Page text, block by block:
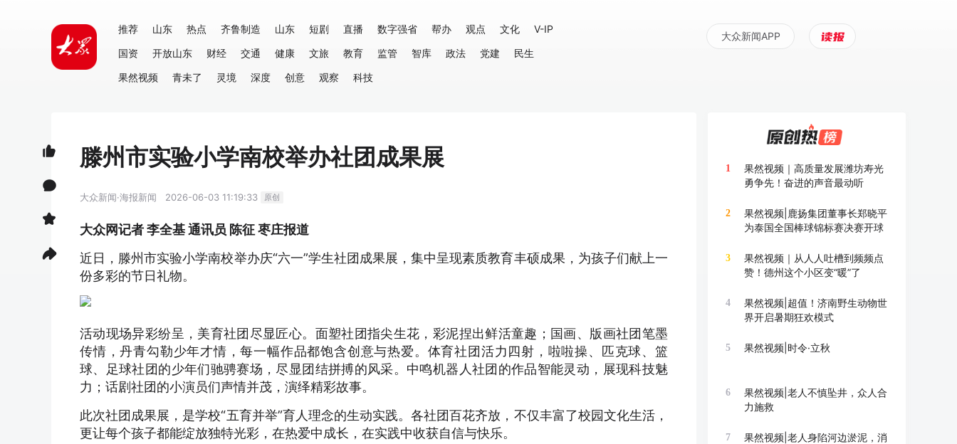
推荐 山东 热点 齐鲁制造 山东 短剧 直播 数字强省 帮办 观点 文化
V-IP
国资
开放山东 财经 交通 健康 文旅 教育 监管 智库 政法 党建
民生
果然视频
青未了 灵境 深度 创意 观察 科技
大众新闻APP
滕州市实验小学南校举办社团成果展
大众新闻·海报新闻 2026-06-03 11:19:33 原创
大众网记者 李全基 通讯员 陈征 枣庄报道
近日，滕州市实验小学南校举办庆“六一”学生社团成果展，集中呈现素质教育丰硕成果，为孩子们献上一
份多彩的节日礼物。
活动现场异彩纷呈，美育社团尽显匠心。面塑社团指尖生花，彩泥捏出鲜活童趣；国画、版画社团笔墨
传情，丹青勾勒少年才情，每一幅作品都饱含创意与热爱。体育社团活力四射，啦啦操、匹克球、篮
球、足球社团的少年们驰骋赛场，尽显团结拼搏的风采。中鸣机器人社团的作品智能灵动，展现科技魅
力；话剧社团的小演员们声情并茂，演绎精彩故事。
此次社团成果展，是学校“五育并举”育人理念的生动实践。各社团百花齐放，不仅丰富了校园文化生活，
更让每个孩子都能绽放独特光彩，在热爱中成长，在实践中收获自信与快乐。
1
果然视频｜高质量发展潍坊寿光
勇争先！奋进的声音最动听
2
果然视频|鹿扬集团董事长郑晓平
为泰国全国棒球锦标赛决赛开球
3
果然视频｜从人人吐槽到频频点
赞！德州这个小区变“暖”了
4
果然视频|超值！济南野生动物世
界开启暑期狂欢模式
5 果然视频|时令·立秋
6
果然视频|老人不慎坠井，众人合
力施救
7
果然视频|老人身陷河边淤泥，消